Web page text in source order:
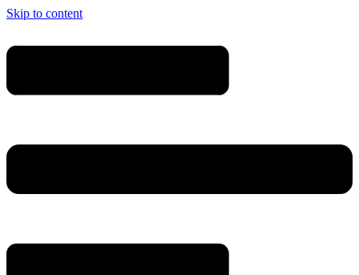
Skip to content